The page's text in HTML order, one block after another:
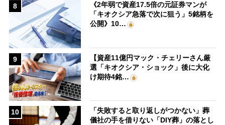
8
《2年弱で資産17.5倍の元証券マンが
「キオクシア急落で次に狙う」5銘柄を
公開》10…
9
【資産11億円マック・チェリーさん厳
選「キオクシア・ショック」後に大化
け期待4銘…
10
「失敗すると取り返しがつかない」葬
儀社の手を借りない「DIY葬」の落とし